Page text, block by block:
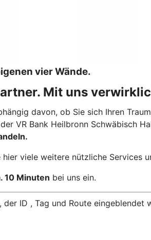
vier Wände.
Mit uns
davon, ob Sie sich Ihren
VR Bank Heilbronn Schwäbisch
viele weitere nützliche Services
10 Minuten bei uns ein.
ID , Tag und Route eingeblendet